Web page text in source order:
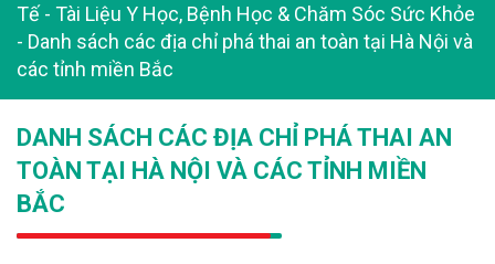
Tế - Tài Liệu Y Học, Bệnh Học & Chăm Sóc Sức Khỏe
- Danh sách các địa chỉ phá thai an toàn tại Hà Nội và
các tỉnh miền Bắc
DANH SÁCH CÁC ĐỊA CHỈ PHÁ THAI AN
TOÀN TẠI HÀ NỘI VÀ CÁC TỈNH MIỀN
BẮC